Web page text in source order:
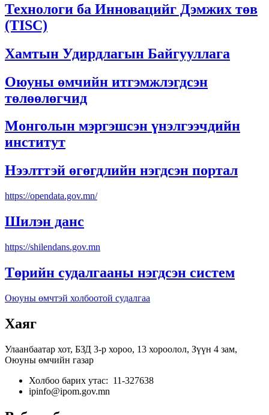
Технологи ба Инновацийг Дэмжих төв
(TISC)
Хамтын Удирдлагын Байгууллага
Оюуны өмчийн итгэмжлэгдсэн
төлөөлөгчид
Монголын мэргэшсэн үнэлгээчдийн
институт
Нээлттэй өгөгдлийн нэгдсэн портал
https://opendata.gov.mn/
Шилэн данс
https://shilendans.gov.mn
Төрийн судалгааны нэгдсэн систем
Оюуны өмчтэй холбоотой судалгаа
Хаяг
Улаанбаатар хот, БЗД 3-р хороо, 13 хороолол, Зүүн 4 зам,
Оюуны өмчийн газар
Холбоо барих утас: 11-327638
ipinfo@ipom.gov.mn